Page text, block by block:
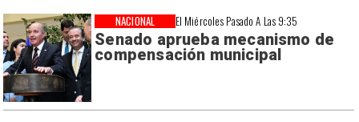
El Miércoles Pasado A Las 9:35
Senado aprueba mecanismo de
compensación municipal
NACIONAL